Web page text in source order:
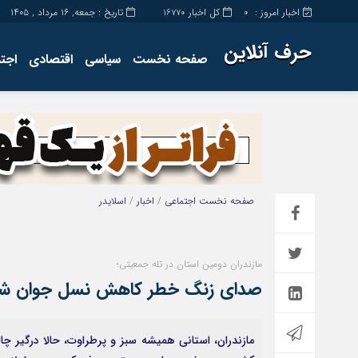
کل اخبار 16770 اخبار امروز : 0 تاریخ : جمعه, ۱۶ مرداد , ۱۴۰۵
حرف آنلاین صفحه نخست سیاسی اقتصادی
صفحه نخست اجتماعی / اخبار / اسلایدر
مازندران دومین استان در تله جمعیتی؛
صدای زنگ خطر کاهش نسل جوان
مازندران، استانی همیشه سبز و پرطراوت، حالا